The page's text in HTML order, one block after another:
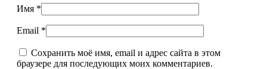
Имя *
Email *
Сохранить моё имя, email и адрес сайта в этом
браузере для последующих моих комментариев.